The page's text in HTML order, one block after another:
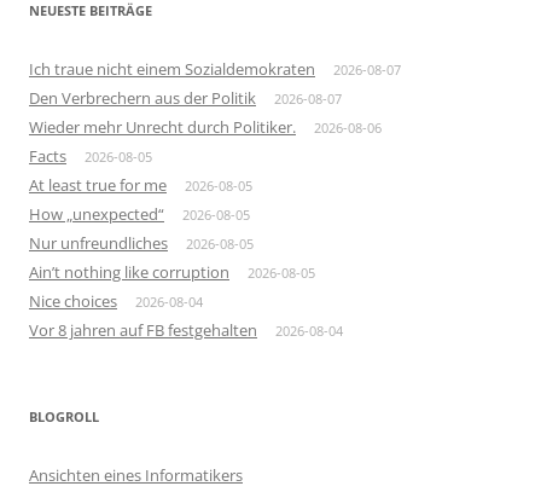
NEUESTE BEITRÄGE
Ich traue nicht einem Sozialdemokraten 2026-08-07
Den Verbrechern aus der Politik 2026-08-07
Wieder mehr Unrecht durch Politiker. 2026-08-06
Facts 2026-08-05
At least true for me 2026-08-05
How „unexpected“ 2026-08-05
Nur unfreundliches 2026-08-05
Ain’t nothing like corruption 2026-08-05
Nice choices 2026-08-04
Vor 8 jahren auf FB festgehalten 2026-08-04
BLOGROLL
Ansichten eines Informatikers